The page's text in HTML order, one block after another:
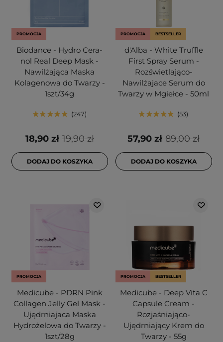
PROMOCJA
Biodance - Hydro Cera-
nol Real Deep Mask -
Nawilżająca Maska
Kolagenowa do Twarzy -
1szt/34g
247
19,90 zł
18,90 zł
DODAJ DO KOSZYKA
PROMOCJA BESTSELLER
d'Alba - White Truffle
First Spray Serum -
Rozświetlająco-
Nawilżajace Serum do
Twarzy w Mgiełce - 50ml
53
89,00 zł
57,90 zł
DODAJ DO KOSZYKA
PROMOCJA
Medicube - PDRN Pink
Collagen Jelly Gel Mask -
Ujędrniajaca Maska
Hydrożelowa do Twarzy -
1szt/28g
PROMOCJA BESTSELLER
Medicube - Deep Vita C
Capsule Cream -
Rozjaśniająco-
Ujędrniający Krem do
Twarzy - 55g